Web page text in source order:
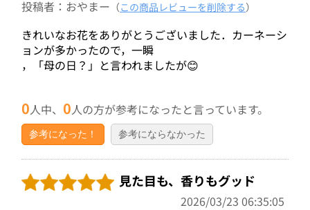
投稿者：おやまー （この商品レビューを削除する）
きれいなお花をありがとうございました．カーネーシ
ョンが多かったので，一瞬
，「母の日？」と言われましたが😊
0人中、0人の方が参考になったと言っています。
参考になった！ 参考にならなかった
見た目も、香りもグッド
2026/03/23 06:35:05